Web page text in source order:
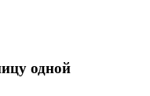
одной